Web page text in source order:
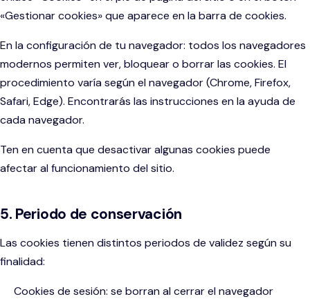
«Gestionar cookies» que aparece en la barra de cookies.
En la configuración de tu navegador: todos los navegadores
modernos permiten ver, bloquear o borrar las cookies. El
procedimiento varía según el navegador (Chrome, Firefox,
Safari, Edge). Encontrarás las instrucciones en la ayuda de
cada navegador.
Ten en cuenta que desactivar algunas cookies puede
afectar al funcionamiento del sitio.
5. Periodo de conservación
Las cookies tienen distintos periodos de validez según su
finalidad:
Cookies de sesión: se borran al cerrar el navegador